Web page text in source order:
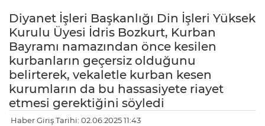
Diyanet İşleri Başkanlığı Din İşleri Yüksek
Kurulu Üyesi İdris Bozkurt, Kurban
Bayramı namazından önce kesilen
kurbanların geçersiz olduğunu
belirterek, vekaletle kurban kesen
kurumların da bu hassasiyete riayet
etmesi gerektiğini söyledi
Haber Giriş Tarihi: 02.06.2025 11:43